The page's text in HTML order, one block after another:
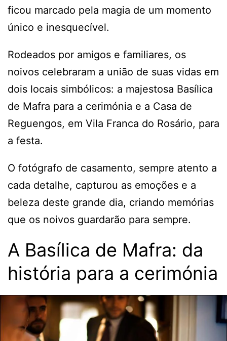
ficou marcado pela magia de um momento
único e inesquecível.
Rodeados por amigos e familiares, os
noivos celebraram a união de suas vidas em
dois locais simbólicos: a majestosa Basílica
de Mafra para a cerimónia e a Casa de
Reguengos, em Vila Franca do Rosário, para
a festa.
O fotógrafo de casamento, sempre atento a
cada detalhe, capturou as emoções e a
beleza deste grande dia, criando memórias
que os noivos guardarão para sempre.
A Basílica de Mafra: da
história para a cerimónia